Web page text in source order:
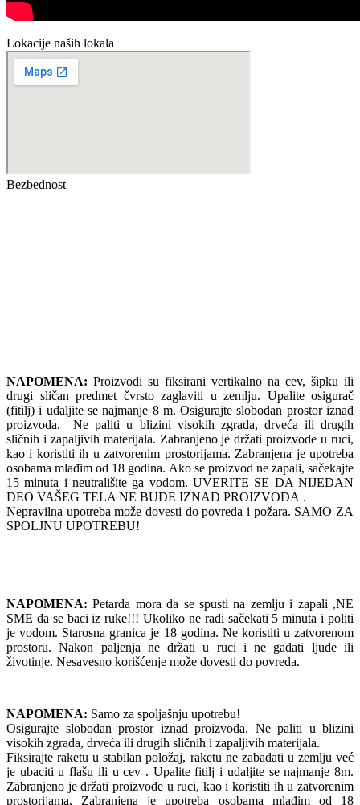
Lokacije naših lokala
Bezbednost
NAPOMENA: Proizvodi su fiksirani vertikalno na cev, šipku ili
drugi sličan predmet čvrsto zaglaviti u zemlju. Upalite osigurač
(fitilj) i udaljite se najmanje 8 m. Osigurajte slobodan prostor iznad
proizvoda. Ne paliti u blizini visokih zgrada, drveća ili drugih
sličnih i zapaljivih materijala. Zabranjeno je držati proizvode u ruci,
kao i koristiti ih u zatvorenim prostorijama. Zabranjena je upotreba
osobama mlađim od 18 godina. Ako se proizvod ne zapali, sačekajte
15 minuta i neutrališite ga vodom. UVERITE SE DA NIJEDAN
DEO VAŠEG TELA NE BUDE IZNAD PROIZVODA .
Nepravilna upotreba može dovesti do povreda i požara. SAMO ZA
SPOLJNU UPOTREBU!
NAPOMENA: Petarda mora da se spusti na zemlju i zapali ,NE
SME da se baci iz ruke!!! Ukoliko ne radi sačekati 5 minuta i politi
je vodom. Starosna granica je 18 godina. Ne koristiti u zatvorenom
prostoru. Nakon paljenja ne držati u ruci i ne gađati ljude ili
životinje. Nesavesno korišćenje može dovesti do povreda.
NAPOMENA: Samo za spoljašnju upotrebu!
Osigurajte slobodan prostor iznad proizvoda. Ne paliti u blizini
visokih zgrada, drveća ili drugih sličnih i zapaljivih materijala.
Fiksirajte raketu u stabilan položaj, raketu ne zabadati u zemlju već
je ubaciti u flašu ili u cev . Upalite fitilj i udaljite se najmanje 8m.
Zabranjeno je držati proizvode u ruci, kao i koristiti ih u zatvorenim
prostorijama. Zabranjena je upotreba osobama mlađim od 18